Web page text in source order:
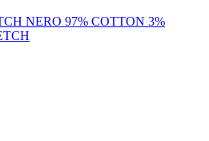
NERO 97% COTTON 3%